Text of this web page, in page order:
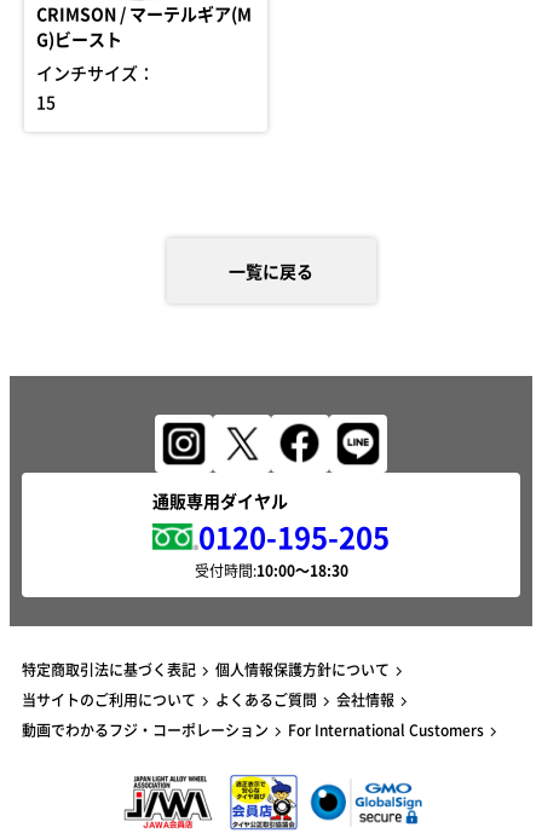
CRIMSON / マーテルギア(M
G)ビースト
インチサイズ：
15
一覧に戻る
通販専用ダイヤル
0120-195-205
受付時間:
特定商取引法に基づく表記
個人情報保護方針について
当サイトのご利用について
よくあるご質問
会社情報
動画でわかるフジ・コーポレーション
For International Customers